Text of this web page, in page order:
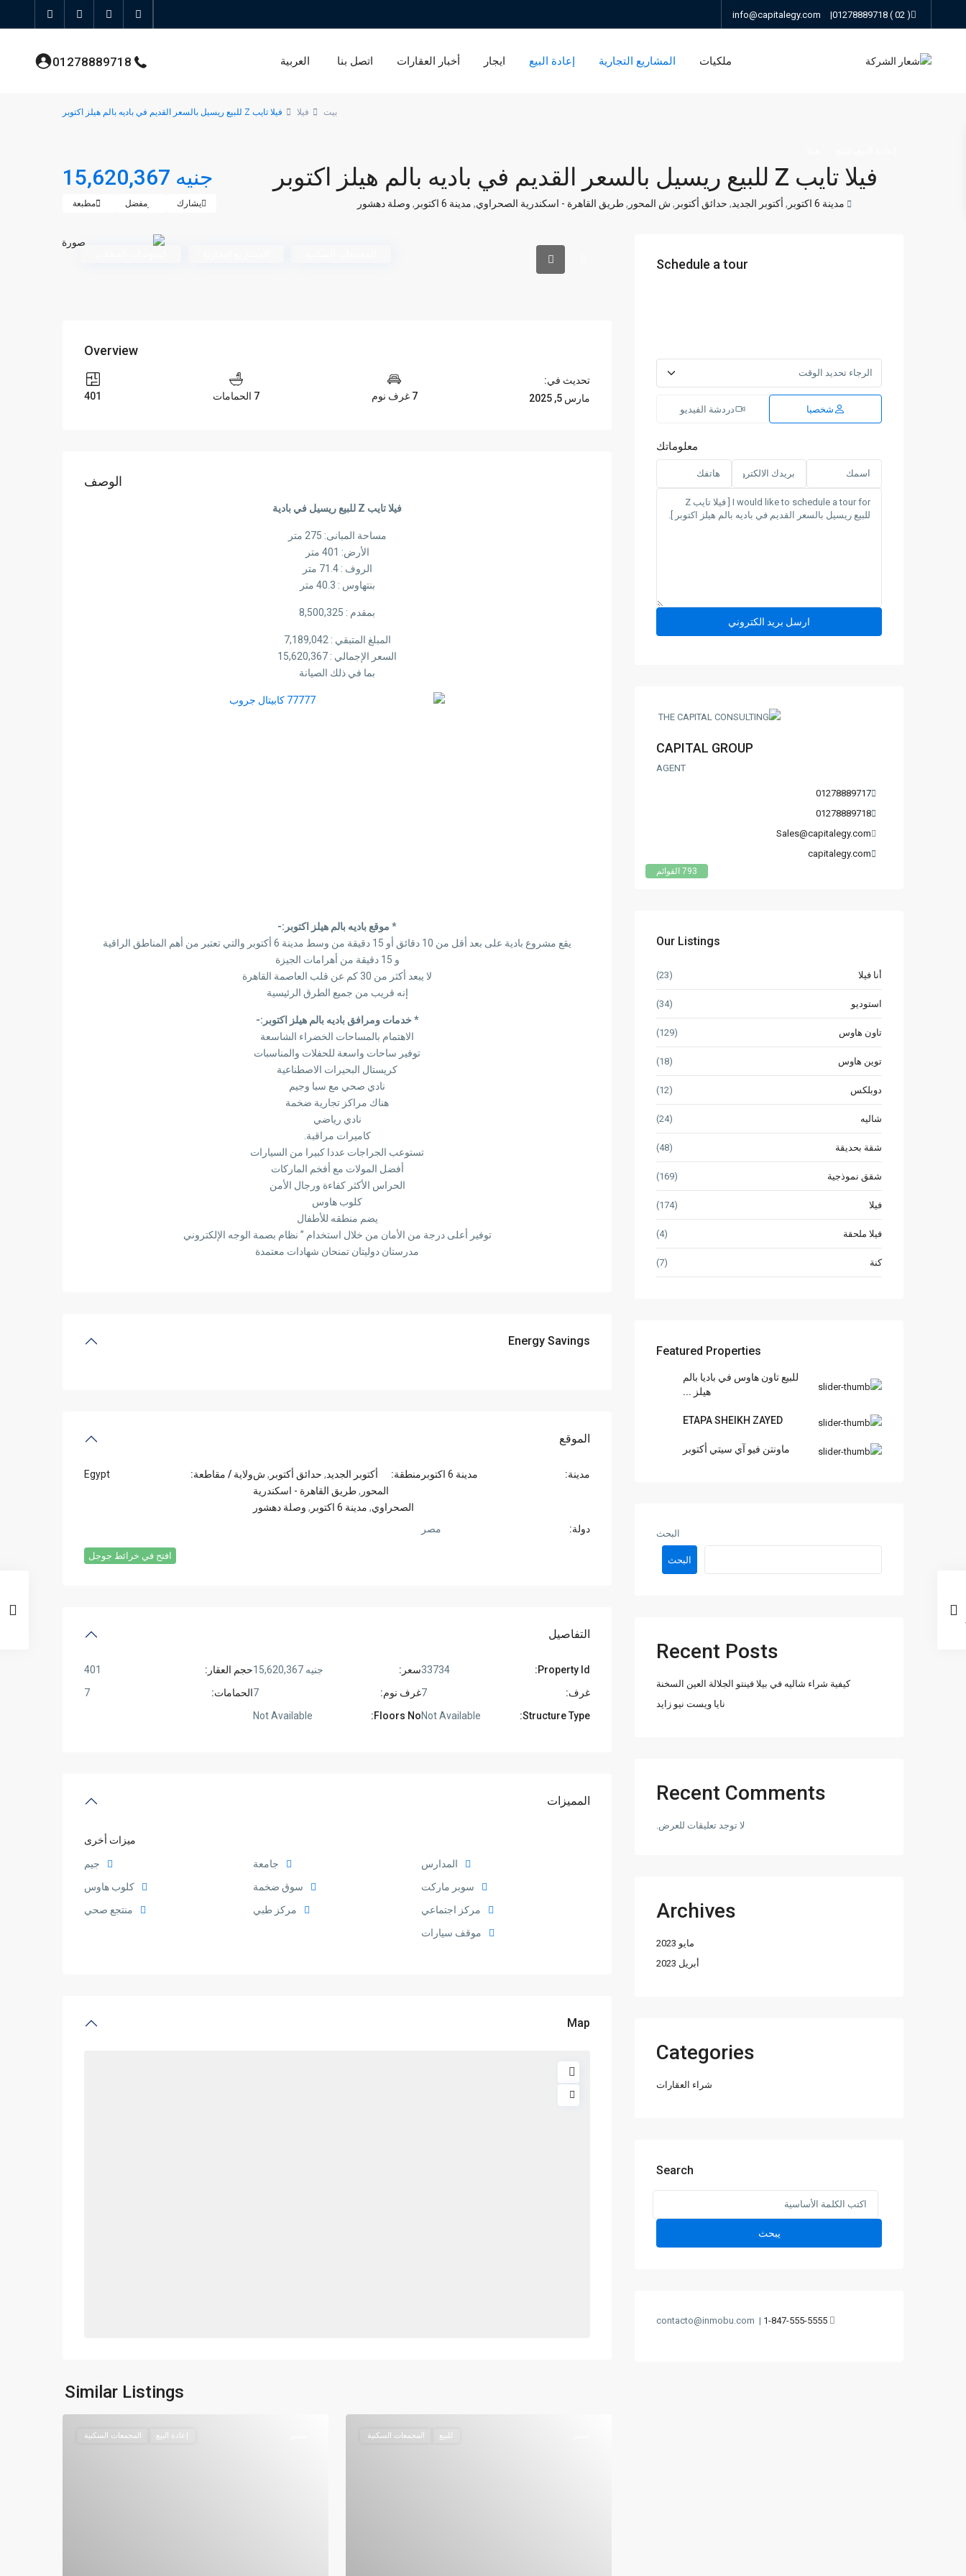
( 02 ) 01278889718
|
info@capitalegy.com
ملكيات المشاريع التجارية إعادة البيع ايجار أخبار العقارات اتصل بنا العربية 01278889718
بيت فيلا فيلا تايب Z للبيع ريسيل بالسعر القديم في باديه بالم هيلز اكتوبر
فيلا تايب Z للبيع ريسيل بالسعر القديم في باديه بالم هيلز اكتوبر جنيه 15,620,367
مدينة 6 اكتوبر , أكتوبر الجديد, حدائق أكتوبر , ش المحور ,طريق القاهرة - اسكندرية الصحراوي, مدينة 6 اكتوبر , وصلة دهشور يشارك مفضل مطبعة
Overview
تحديث في:
مارس 5, 2025
7 غرف نوم 7 الحمامات 401
الوصف
فيلا تايب Z للبيع ريسيل في بادية
مساحة المبانى: 275 متر
الأرض: 401 متر
الروف : 71.4 متر
بنتهاوس : 40.3 متر
بمقدم : 8,500,325
المبلغ المتبقي : 7,189,042
السعر الإجمالي : 15,620,367
بما في ذلك الصيانة
* موقع باديه بالم هيلز اكتوبر:-
يقع مشروع بادية على بعد أقل من 10 دقائق أو 15 دقيقة من وسط مدينة 6 أكتوبر والتي تعتبر من أهم المناطق الراقية
و 15 دقيقة من أهرامات الجيزة
لا يبعد أكثر من 30 كم عن قلب العاصمة القاهرة
إنه قريب من جميع الطرق الرئيسية
* خدمات ومرافق باديه بالم هيلز اكتوبر:-
الاهتمام بالمساحات الخضراء الشاسعة
توفير ساحات واسعة للحفلات والمناسبات
كريستال البحيرات الاصطناعية
نادي صحي مع سبا وجيم
هناك مراكز تجارية ضخمة
نادي رياضي
كاميرات مراقبة.
تستوعب الجراجات عددا كبيرا من السيارات
أفضل المولات مع أفخم الماركات
الحراس الأكثر كفاءة ورجال الأمن
كلوب هاوس
يضم منطقه للأطفال
توفير أعلى درجة من الأمان من خلال استخدام ” نظام بصمة الوجه الإلكتروني
مدرستان دوليتان تمنحان شهادات معتمدة
Energy Savings
الموقع
مدينة: مدينة 6 اكتوبر منطقة: أكتوبر الجديد, حدائق أكتوبر , ش
المحور ,طريق القاهرة - اسكندرية
الصحراوي, مدينة 6 اكتوبر , وصلة دهشور
ولاية / مقاطعة: Egypt
دولة: مصر
افتح في خرائط جوجل
التفاصيل
Property Id:
33734سعر: جنيه 15,620,367 حجم العقار:
401
غرف:
7غرف نوم: 7الحمامات:
7
Structure Type:
Not Available
Floors No:
Not Available
المميزات
ميزات أخرى
المدارس جامعة
جيم
سوبر ماركت
سوق ضخمة
كلوب هاوس
مركز اجتماعي
مركز طبي
منتجع صحي
موقف سيارات
Map
Similar Listings
للبيع المجمعات السكنية إعادة البيع المجمعات السكنية
Schedule a tour
شخصيا دردشة الفيديو
معلوماتك
793 القوائم
CAPITAL GROUP
AGENT
01278889717
01278889718
Sales@capitalegy.com
capitalegy.com
Our Listings
أنا فيلا (23)
استوديو (34)
تاون هاوس (129)
توين هاوس (18)
دوبلكس (12)
شاليه (24)
شقة بحديقة (48)
شقق نموذجية (169)
فيلا (174)
فيلا ملحقة (4)
كنة (7)
Featured Properties
للبيع تاون هاوس في باديا بالم
هيلز ...
ETAPA SHEIKH ZAYED
ماونتن فيو آي سيتي أكتوبر
البحث
البحث
Recent Posts
كيفية شراء شاليه في بيلا فينتو الجلالة العين السخنة
نايا ويست نيو زايد
Recent Comments
لا توجد تعليقات للعرض.
Archives
مايو 2023
أبريل 2023
Categories
شراء العقارات
Search
Search
يبحث
1-847-555-5555
|